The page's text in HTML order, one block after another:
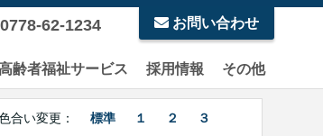
62-1234 お問い合わせ
齢者福祉サービス 採用情報 その他
合い変更： 標準 １ ２ ３